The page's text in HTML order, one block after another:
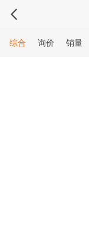
综合 询价 销量